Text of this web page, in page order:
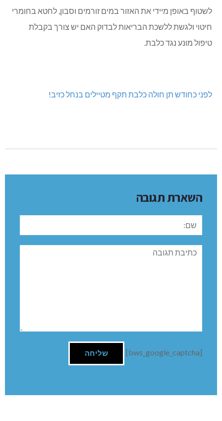
לשטוף באופן מיידי את האזור במים זורמים וסבון, לחטא בחומרי
חיטוי ולגשת ללשכת הבריאות לבדוק האם יש צורך בקבלת
טיפול מונע נגד כלבת.
לפני כחודש תן חולה כלבת תקף מטיילים בנחל כזיב!
השארת תגובה
שם:
תגובה
[bws_google_captcha]